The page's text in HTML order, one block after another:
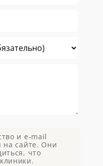
и e-mail
на сайте. Они
что